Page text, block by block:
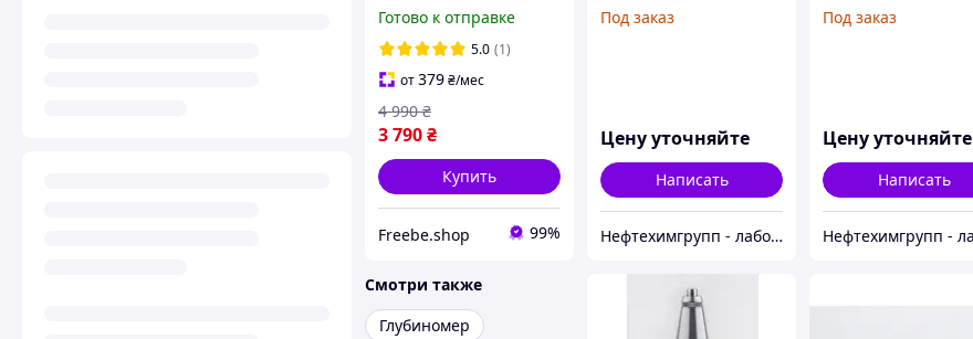
бетона / механический
измеритель -
твердометр МШ-225
(ZC-3A)
Готово к отправке
5.0 (1)
от379₴/мес
3 790₴
4 990 ₴
Купить
Freebe.shop 99%
Под заказ
Цену уточняйте
Написать
Нефтехимгрупп - лабораторное оборудование
Под заказ
Цену уточняйте
Написать
Смотри также
Глубиномер